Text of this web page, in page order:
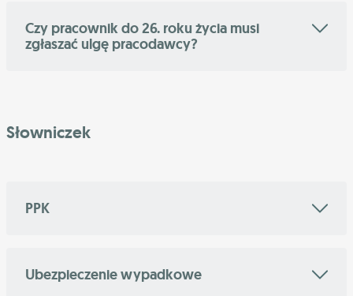
Czy pracownik do 26. roku życia musi
zgłaszać ulgę pracodawcy?
Słowniczek
PPK
Ubezpieczenie wypadkowe